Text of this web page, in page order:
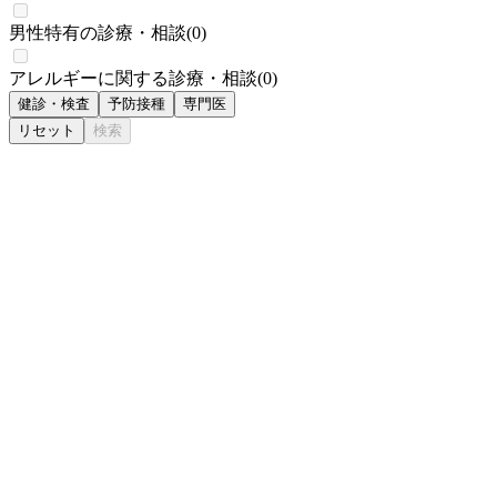
男性特有の診療・相談(0)
アレルギーに関する診療・相談(0)
健診・検査 予防接種
専門医
リセット
検索